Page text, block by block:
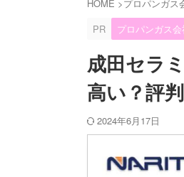
HOME >プロパンガス
PR
プロパンガス会
成田セラ
高い？評
2024年6月17日